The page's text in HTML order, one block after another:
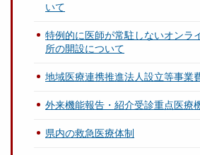
いて
特例的に医師が常駐しないオンラ
所の開設について
地域医療連携推進法人設立等事業
外来機能報告・紹介受診重点医療
県内の救急医療体制